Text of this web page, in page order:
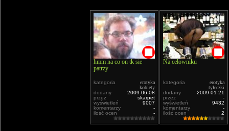
hmm na co on tk sie
patrzy
kategoria
erotyka
kobiety
dodany
2009-06-08
przez
skarpet
wyświetleń
9007
komentarzy
-
ilość ocen
-
Na celowniku
kategoria
erotyka
tyłeczki
dodany
2009-01-21
przez
-
wyświetleń
9432
komentarzy
-
ilość ocen
2